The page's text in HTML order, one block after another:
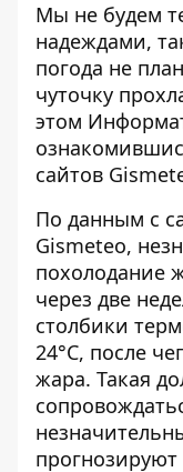
Мы не будем
надеждами,
погода не
чуточку
этом
сайтов
По данным с
Gismeteo,
похолодание
через две
столбики
24°C, после
жара. Такая